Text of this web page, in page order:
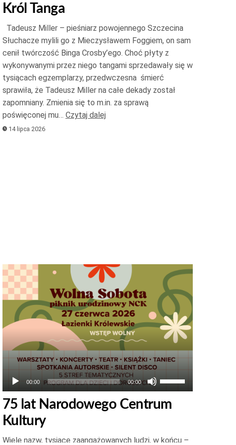
góry
oraz
do
dołu
aby
zwiększyć
Król Tanga
Tadeusz Miller – pieśniarz powojennego Szczecina
Słuchacze mylili go z Mieczysławem Foggiem, on sam
cenił twórczość Binga Crosby’ego. Choć płyty z
wykonywanymi przez niego tangami sprzedawały się w
tysiącach egzemplarzy, przedwczesna śmierć
sprawiła, że Tadeusz Miller na całe dekady został
zapomniany. Zmienia się to m.in. za sprawą
poświęconej mu… Czytaj dalej
14 lipca 2026
Odtwarzacz
plików
dźwiękowych
00:00 00:00
Używaj
strzałek
do
75 lat Narodowego Centrum
Kultury
Wiele nazw, tysiące zaangażowanych ludzi, w końcu –